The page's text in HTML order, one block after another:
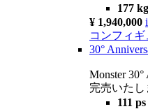
177 kg
¥ 1,940,000 i
コンフィ
30°
Monster 30°
完売いたし
111 ps